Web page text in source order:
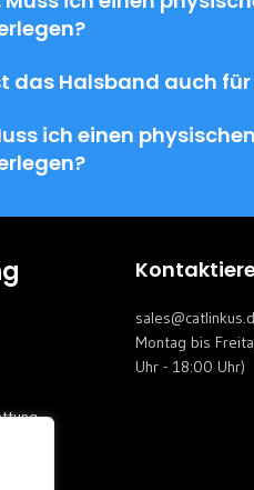
das Halsband auch
ich einen
Montag bis
Uhr - 18:00 Uhr)